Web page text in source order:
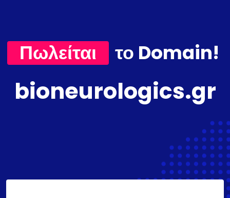
Πωλείται το Domain!
bioneurologics.gr